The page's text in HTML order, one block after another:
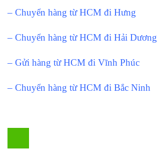
– Chuyển hàng từ HCM đi Hưng
– Chuyển hàng từ HCM đi Hải Dương
– Gửi hàng từ HCM đi Vĩnh Phúc
– Chuyển hàng từ HCM đi Bắc Ninh